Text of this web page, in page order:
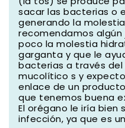
sacar las bacterias o
generando la
recomendamos
poco la molestia
garganta y que le
bacterias a través
mucolítico s y
enlace de un
que tenemos buena
El orégano le iría
infección, ya que es